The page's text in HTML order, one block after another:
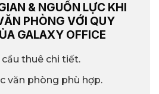
& NGUỒN LỰC KHI
PHÒNG VỚI QUY
GALAXY OFFICE
thuê chi tiết.
văn phòng phù hợp.